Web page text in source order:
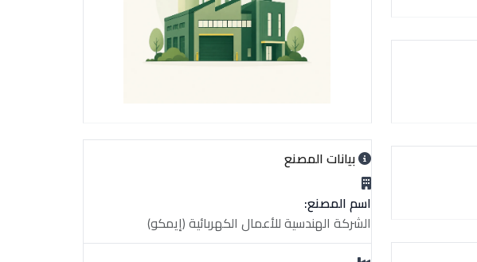
بيانات المصنع
اسم المصنع:
الشركة الهندسية للأعمال الكهربائية (إيمكو)